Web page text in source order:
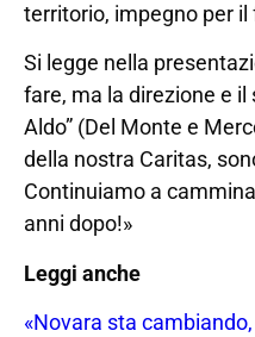
territorio, impegno per il
Si legge nella
fare, ma la direzione e il
Aldo” (Del Monte e
della nostra Caritas,
Continuiamo a
anni dopo!»
Leggi anche
«Novara sta